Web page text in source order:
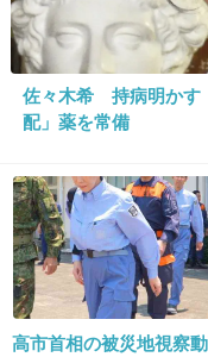
15. 匿名 2013/05/06(月) 17:52:12
出典：img1.kakaku.k-img.com
佐々木希 持病明かす
配」薬を常備
高市首相の被災地視察